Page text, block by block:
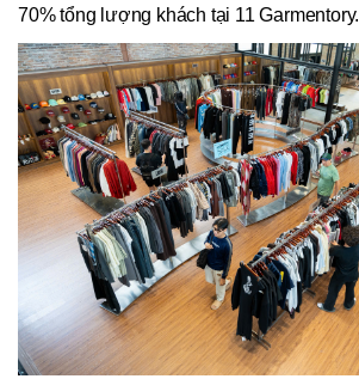
70% tổng lượng khách tại 11 Garmentory.